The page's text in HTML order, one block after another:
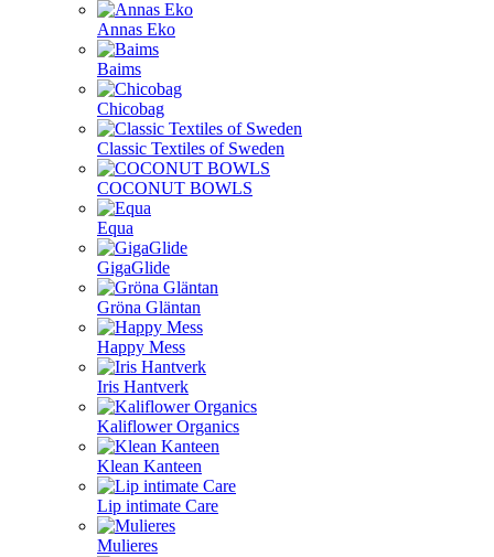
Annas Eko
Baims
Chicobag
Classic Textiles of Sweden
COCONUT BOWLS
Equa
GigaGlide
Gröna Gläntan
Happy Mess
Iris Hantverk
Kaliflower Organics
Klean Kanteen
Lip intimate Care
Mulieres